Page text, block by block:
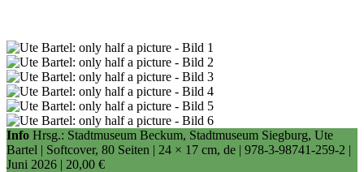
Info Hrsg.: Stadtmuseum Beckum, Stadtmuseum Siegburg, Ute
Bartel | Softcover, 80 Seiten | 24 × 17 cm, de | 978-3-98741-259-2 |
Juni 2026 | 20,00 €